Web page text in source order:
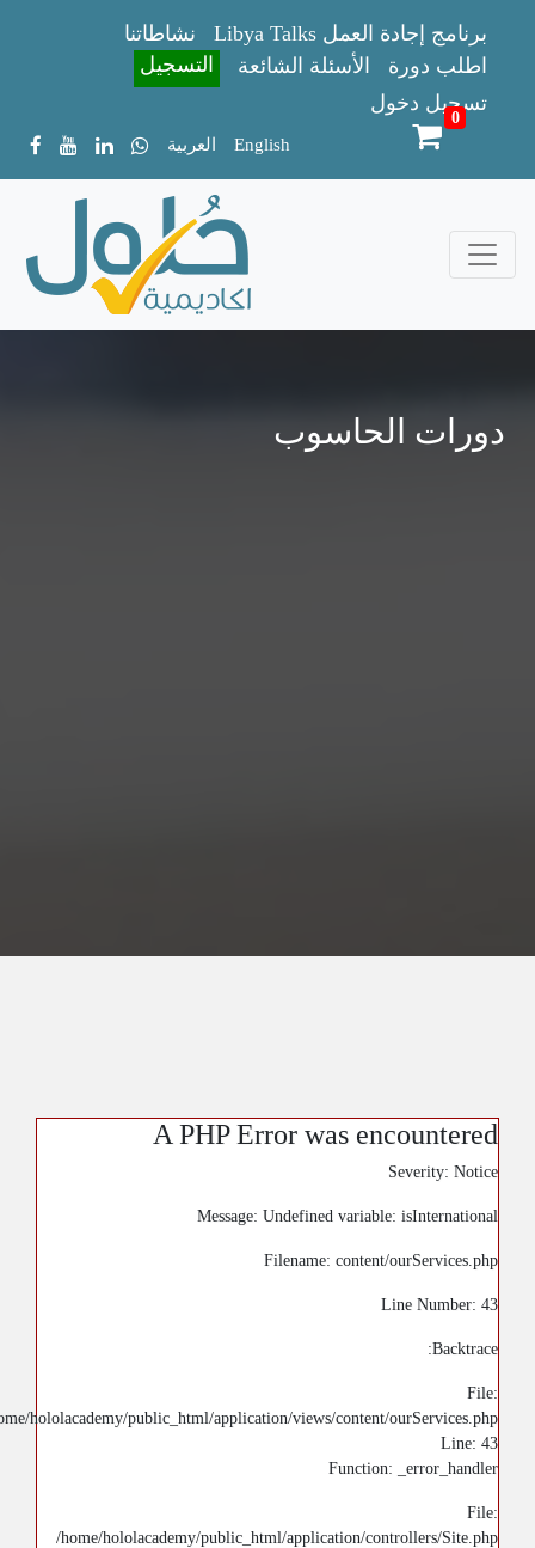
Libya Talks برنامج إجادة العمل
نشاطاتنا
اطلب دورة
الأسئلة الشائعة
التسجيل
تسجيل دخول
العربية English
0
دورات الحاسوب
A PHP Error was encountered
Severity: Notice
Message: Undefined variable: isInternational
Filename: content/ourServices.php
Line Number: 43
Backtrace:
File:
hololacademy/public_html/application/views/content/ourServices.php
Line: 43
Function: _error_handler
File:
/home/hololacademy/public_html/application/controllers/Site.php